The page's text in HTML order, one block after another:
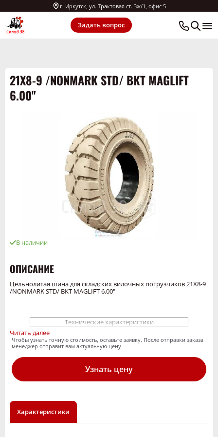
г. Иркутск, ул. Трактовая ст. 3ж/1, офис 5
Задать вопрос
21X8-9 /NONMARK STD/ BKT MAGLIFT
6.00"
В наличии
ОПИСАНИЕ
Цельнолитая шина для складских вилочных погрузчиков 21X8-9
/NONMARK STD/ BKT MAGLIFT 6.00"
Технические характеристики
EAN
Товарный суб-
сегмент
Цельнолитые шины для
складских вилочных
Maglift
Диаметр обода,
9
обода,дюйм
Наружный
Читать далее
Чтобы узнать точную стоимость, оставьте заявку. После отправки заказа
менеджер отправит вам актуальную цену.
Узнать цену
Характеристики